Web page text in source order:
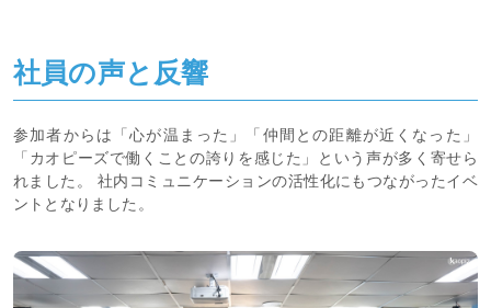
社員の声と反響
参加者からは「心が温まった」「仲間との距離が近くなった」
「カオピーズで働くことの誇りを感じた」という声が多く寄せら
れました。 社内コミュニケーションの活性化にもつながったイベ
ントとなりました。